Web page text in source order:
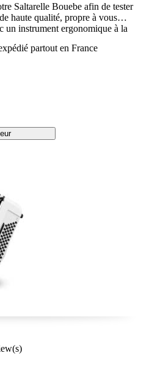
Saltarelle Bouebe afin de tester
haute qualité, propre à vous
un instrument ergonomique à la
partout en France